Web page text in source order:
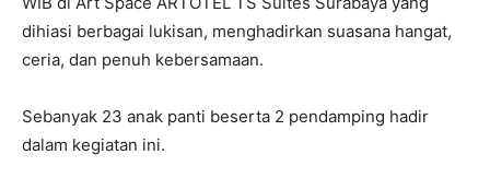
dihiasi berbagai lukisan, menghadirkan suasana hangat,
ceria, dan penuh kebersamaan.
Sebanyak 23 anak panti beserta 2 pendamping hadir
dalam kegiatan ini.